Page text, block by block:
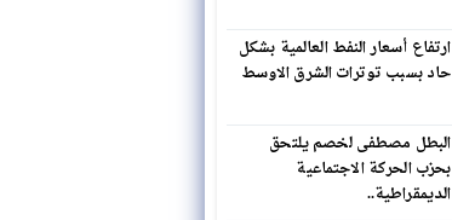
ارتفاع أسعار النفط العالمية بشكل
حاد بسبب توترات الشرق الاوسط
البطل مصطفى لخصم يلتحق
بحزب الحركة الاجتماعية
الديمقراطية..